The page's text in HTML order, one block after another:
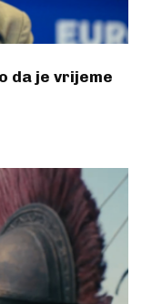
da je vrijeme